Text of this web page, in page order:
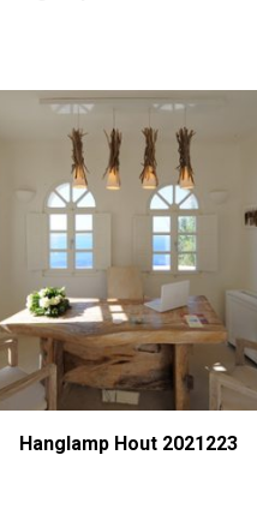
Hanglamp Hout 2021223